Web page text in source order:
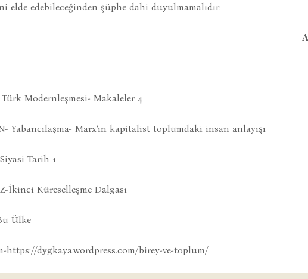
elde edebileceğinden şüphe dahi duyulmamalıdır.
Modernleşmesi- Makaleler 4
Yabancılaşma- Marx’ın kapitalist toplumdaki insan anlayışı
Tarih 1
İkinci Küreselleşme Dalgası
Ülke
https://dygkaya.wordpress.com/birey-ve-toplum/